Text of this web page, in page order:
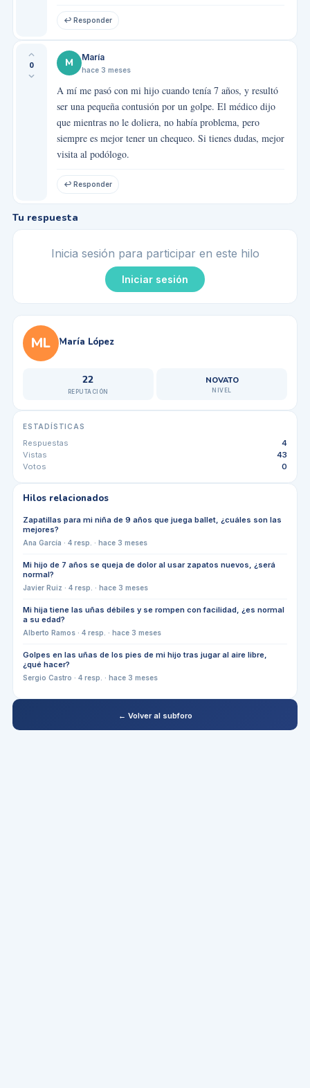
↩ Responder
0 M María
hace 3 meses
A mí me pasó con mi hijo cuando tenía 7 años, y resultó
ser una pequeña contusión por un golpe. El médico dijo
que mientras no le doliera, no había problema, pero
siempre es mejor tener un chequeo. Si tienes dudas, mejor
visita al podólogo.
↩ Responder
Tu respuesta
Inicia sesión para participar en este hilo
Iniciar sesión
ML María López
22
REPUTACIÓN
NOVATO
NIVEL
ESTADÍSTICAS
Respuestas
4
Vistas
43
Votos
0
Hilos relacionados
Zapatillas para mi niña de 9 años que juega ballet, ¿cuáles son las
mejores?
Ana García · 4resp. · hace 3 meses
Mi hijo de 7 años se queja de dolor al usar zapatos nuevos, ¿será
normal?
Javier Ruiz · 4resp. · hace 3 meses
Mi hija tiene las uñas débiles y se rompen con facilidad, ¿es normal
a su edad?
Alberto Ramos· 4resp. · hace 3 meses
Golpes en las uñas de los pies de mi hijo tras jugar al aire libre,
¿qué hacer?
Sergio Castro · 4resp. · hace 3 meses
← Volver al subforo